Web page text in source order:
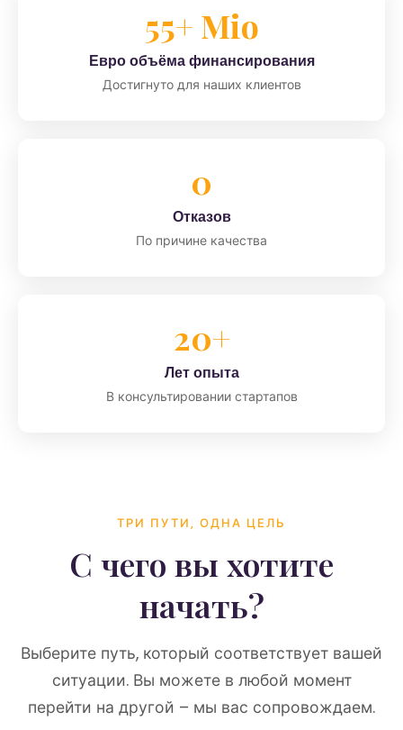
55+ Mio
Евро объёма финансирования
Достигнуто для наших клиентов
0
Отказов
По причине качества
20+
Лет опыта
В консультировании стартапов
ТРИ ПУТИ, ОДНА ЦЕЛЬ
С чего вы хотите
начать?
Выберите путь, который соответствует вашей
ситуации. Вы можете в любой момент
перейти на другой – мы вас сопровождаем.